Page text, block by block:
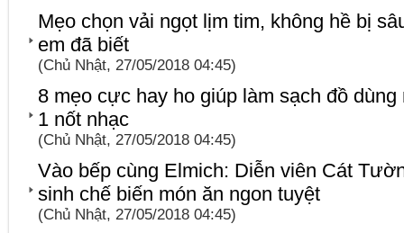
Mẹo chọn vải ngọt lịm tim, không hề bị
em đã biết
(Chủ Nhật, 27/05/2018 04:45)
8 mẹo cực hay ho giúp làm sạch đồ dùng
1 nốt nhạc
(Chủ Nhật, 27/05/2018 04:45)
Vào bếp cùng Elmich: Diễn viên Cát
sinh chế biến món ăn ngon tuyệt
(Chủ Nhật, 27/05/2018 04:45)